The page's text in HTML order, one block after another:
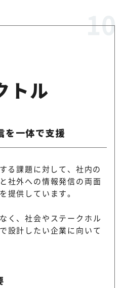
トル
を一体で支援
る課題に対して、社内の
社外への情報発信の両面
提供しています。
く、社会やステークホル
設計したい企業に向いて